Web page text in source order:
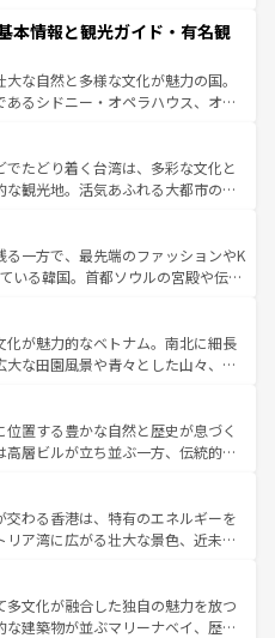
は、音楽と美食が融合した独特の
メリカの各地域で異なる魅力を楽
と豊かな歴史を感じることができ
トリップや列車の旅も、アメリカ
た、定番の観光地といえばオアフ
めるならマウイ島やカウアイ島が
リーンに輝く海をはじめ、豊かな
いる。「アロハスピリット」と呼ば
フードやハワイアンミュージッ
スなど、すべてがハワイの魅力を彩
新しい発見と感動が待っているハ
本情報と観光ガイド・有名観
な自然と多様な文化が魅力の国。
あるシドニー・オペラハウス、オー
にそびえるウルル（エアーズロッ
しい原生林やケアンズの熱帯雨林な
ん。また、カフェやワイン、オージ
充実しており、サーフィンやダイ
ど、アウトドア好きにはたまらな
多彩な魅力を存分に味わいつくそ
でたどり着く台湾は、多彩な文化と
な観光地。活気あふれる大都市の台
である台湾東部など、都市の喧騒
しており、訪れる人に新しい発見と
る。また、奥深い台湾の食文化も魅
ーツなど、バラエティ豊かな料理
なお、新着の台湾情報は コンテンツ一覧を参
る一方で、最先端のファッションやK
いる韓国。首都ソウルの宮殿や伝統
四季折々の自然美を楽しむことが
チや焼肉、絶品のストリートフード
料理が待っている。夜には、韓国な
韓国の多彩な魅力を心ゆくまで味
ってみてほしい。 なお、新着の韓国情報はコンテンツ一
化が魅力的なベトナム。南北に細長
大な田園風景や青々とした山々、世
息づく。ハノイの古い町並みやホ
治時代の建物も、独特の雰囲気を
、バラエティの豊かさとおいしさで
ー、ベトナムコーヒーなどは、ぜ
どの地域を訪れてもあたたかい人々
るので、きっと忘れられない旅にな
置する豊かな自然と歴史が息づく
高層ビルが立ち並ぶ一方、伝統的な
北部ではチェンマイなどの山岳地
南部ではプーケットやクラビの美し
分を楽しむことができる。タイ料理
暖で、どの季節にも異なる楽しみ
やすいタイの人々、仏教を中心とし
観光資源が、訪れる旅人を魅了し続
交わる香港は、特有のエネルギーを
リア湾に広がる壮大な景色、近未来
するはず。観光スポットが密集し
ころを回れるのも魅力。息をのむよ
体験まで、香港を存分に楽しみ尽く
多文化が融合した独自の魅力を放つ
な建築物が並ぶマリーナベイ、歴史